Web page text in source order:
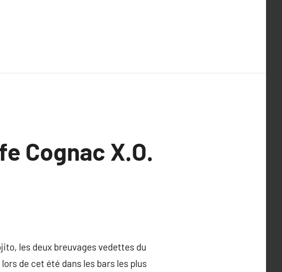
Cognac X.O.
les deux breuvages vedettes du
de cet été dans les bars les plus